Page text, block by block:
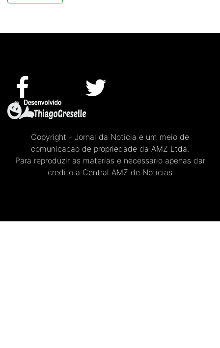
Copyright - Jornal da Noticia e um meio de
comunicacao de propriedade da AMZ Ltda.
Para reproduzir as materias e necessario apenas dar
credito a Central AMZ de Noticias